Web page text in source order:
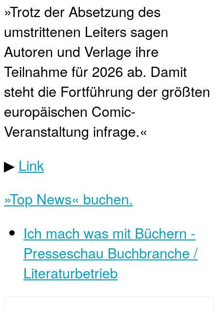
»Trotz der Absetzung des
umstrittenen Leiters sagen
Autoren und Verlage ihre
Teilnahme für 2026 ab. Damit
steht die Fortführung der größten
europäischen Comic-
Veranstaltung infrage.«
▶ Link
»Top News« buchen.
Ich mach was mit Büchern -
Presseschau Buchbranche /
Literaturbetrieb